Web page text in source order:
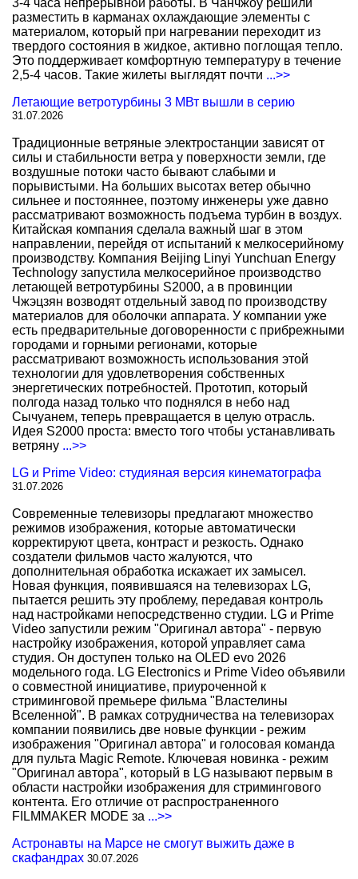
3-4 часа непрерывной работы. В Чанчжоу решили
разместить в карманах охлаждающие элементы с
материалом, который при нагревании переходит из
твердого состояния в жидкое, активно поглощая тепло.
Это поддерживает комфортную температуру в течение
2,5-4 часов. Такие жилеты выглядят почти ...>>
Летающие ветротурбины 3 МВт вышли в серию
31.07.2026
Традиционные ветряные электростанции зависят от
силы и стабильности ветра у поверхности земли, где
воздушные потоки часто бывают слабыми и
порывистыми. На больших высотах ветер обычно
сильнее и постояннее, поэтому инженеры уже давно
рассматривают возможность подъема турбин в воздух.
Китайская компания сделала важный шаг в этом
направлении, перейдя от испытаний к мелкосерийному
производству. Компания Beijing Linyi Yunchuan Energy
Technology запустила мелкосерийное производство
летающей ветротурбины S2000, а в провинции
Чжэцзян возводят отдельный завод по производству
материалов для оболочки аппарата. У компании уже
есть предварительные договоренности с прибрежными
городами и горными регионами, которые
рассматривают возможность использования этой
технологии для удовлетворения собственных
энергетических потребностей. Прототип, который
полгода назад только что поднялся в небо над
Сычуанем, теперь превращается в целую отрасль.
Идея S2000 проста: вместо того чтобы устанавливать
ветряну ...>>
LG и Prime Video: студияная версия кинематографа
31.07.2026
Современные телевизоры предлагают множество
режимов изображения, которые автоматически
корректируют цвета, контраст и резкость. Однако
создатели фильмов часто жалуются, что
дополнительная обработка искажает их замысел.
Новая функция, появившаяся на телевизорах LG,
пытается решить эту проблему, передавая контроль
над настройками непосредственно студии. LG и Prime
Video запустили режим "Оригинал автора" - первую
настройку изображения, которой управляет сама
студия. Он доступен только на OLED evo 2026
модельного года. LG Electronics и Prime Video объявили
о совместной инициативе, приуроченной к
стриминговой премьере фильма "Властелины
Вселенной". В рамках сотрудничества на телевизорах
компании появились две новые функции - режим
изображения "Оригинал автора" и голосовая команда
для пульта Magic Remote. Ключевая новинка - режим
"Оригинал автора", который в LG называют первым в
области настройки изображения для стримингового
контента. Его отличие от распространенного
FILMMAKER MODE за ...>>
Астронавты на Марсе не смогут выжить даже в
скафандрах 30.07.2026